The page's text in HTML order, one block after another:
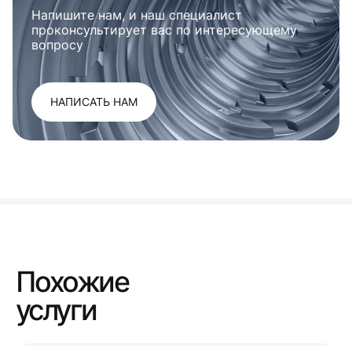
Напишите нам, и наш специалист
проконсультирует вас по интересующему
вопросу
НАПИСАТЬ НАМ
Похожие
услуги